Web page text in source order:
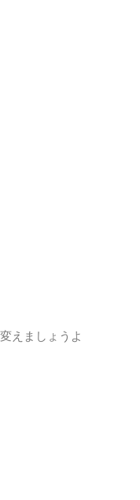
えましょうよ